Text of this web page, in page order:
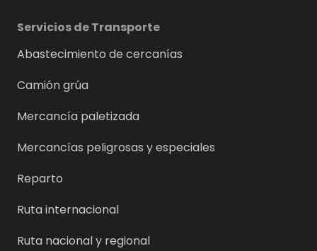
Servicios de Transporte
Abastecimiento de cercanías
Camión grúa
Mercancía paletizada
Mercancías peligrosas y especiales
Reparto
Ruta internacional
Ruta nacional y regional